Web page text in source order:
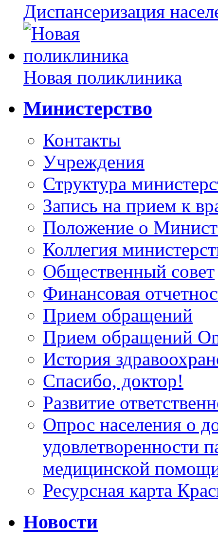
Диспансеризация
Новая поликлиника
Министерство
Контакты
Учреждения
Структура
Запись на прием к
Положение о
Коллегия
Общественный совет
Финансовая
Прием обращений
Прием обращений
История
Спасибо, доктор!
Развитие
Опрос населения о
удовлетворенности
медицинской
Ресурсная карта
Новости